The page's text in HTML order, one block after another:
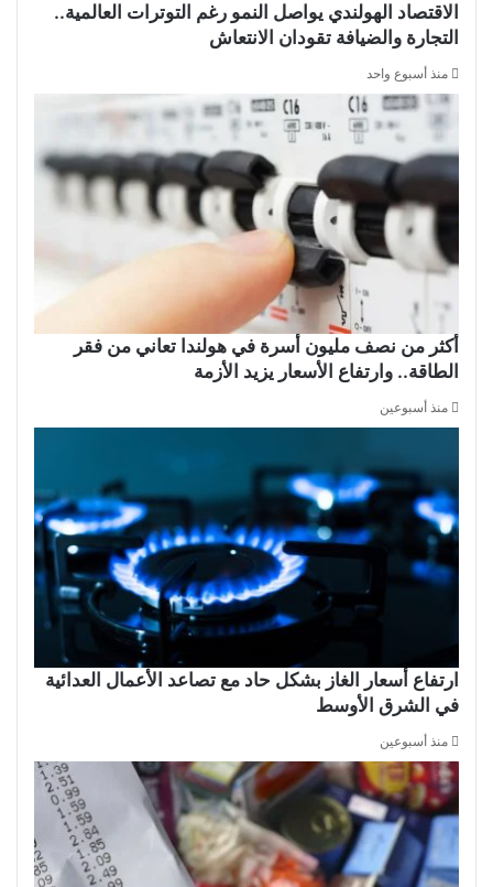
الاقتصاد الهولندي يواصل النمو رغم التوترات العالمية..
التجارة والضيافة تقودان الانتعاش
منذ أسبوع واحد
أكثر من نصف مليون أسرة في هولندا تعاني من فقر
الطاقة.. وارتفاع الأسعار يزيد الأزمة
منذ أسبوعين
ارتفاع أسعار الغاز بشكل حاد مع تصاعد الأعمال العدائية
في الشرق الأوسط
منذ أسبوعين